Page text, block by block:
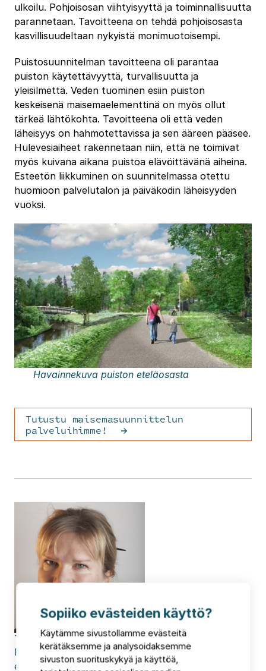
ulkoilu. Pohjoisosan viihtyisyyttä ja toiminnallisuutta
parannetaan. Tavoitteena on tehdä pohjoisosasta
kasvillisuudeltaan nykyistä monimuotoisempi.
Puistosuunnitelman tavoitteena oli parantaa
puiston käytettävyyttä, turvallisuutta ja
yleisilmettä. Veden tuominen esiin puiston
keskeisenä maisemaelementtinä on myös ollut
tärkeä lähtökohta. Tavoitteena oli että veden
läheisyys on hahmotettavissa ja sen ääreen pääsee.
Hulevesiaiheet rakennetaan niin, että ne toimivat
myös kuivana aikana puistoa elävöittävänä aiheina.
Esteetön liikkuminen on suunnitelmassa otettu
huomioon palvelutalon ja päiväkodin läheisyyden
vuoksi.
Havainnekuva puiston eteläosasta
Tutustu maisemasuunnittelun
palveluihimme!
Taina
Tuominen
Projektijohtaja
etunimi.sukunimi@fcg.fi
Sopiiko evästeiden käyttö?
Käytämme sivustollamme evästeitä
kerätäksemme ja analysoidaksemme
sivuston suorituskykyä ja käyttöä,